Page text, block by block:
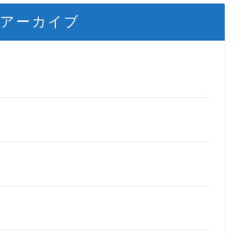
アーカイブ